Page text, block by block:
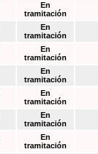
En
tramitación
En
tramitación
En
tramitación
En
tramitación
En
tramitación
En
tramitación
En
tramitación